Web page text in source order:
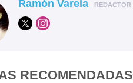
Ramón Varela REDACTOR
RECOMENDADAS